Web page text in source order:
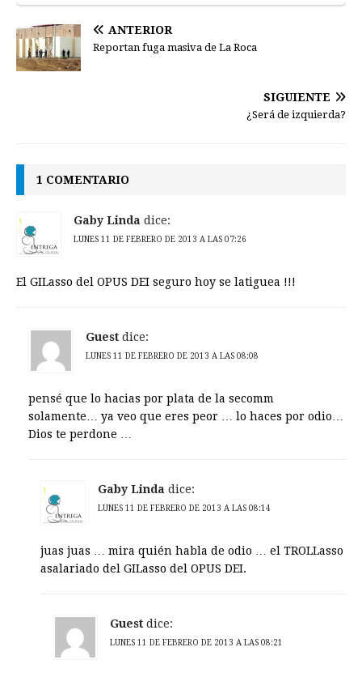
ANTERIOR
Reportan fuga masiva de La Roca
SIGUIENTE
¿Será de izquierda?
1 COMENTARIO
Gaby Linda dice:
LUNES 11 DE FEBRERO DE 2013 A LAS 07:26
El GILasso del OPUS DEI seguro hoy se latiguea !!!
Guest dice:
LUNES 11 DE FEBRERO DE 2013 A LAS 08:08
pensé que lo hacias por plata de la secomm
solamente… ya veo que eres peor … lo haces por odio…
Dios te perdone …
Gaby Linda dice:
LUNES 11 DE FEBRERO DE 2013 A LAS 08:14
juas juas … mira quién habla de odio … el TROLLasso
asalariado del GILasso del OPUS DEI.
Guest dice:
LUNES 11 DE FEBRERO DE 2013 A LAS 08:21